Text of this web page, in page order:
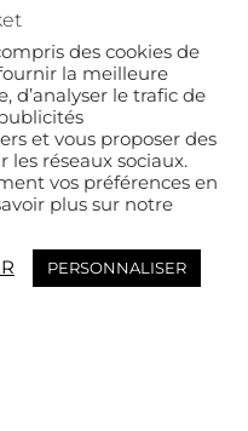
Pour les particuliers
Champmarket.
des cookies de
la meilleure
d’analyser le trafic de
et vous proposer des
réseaux sociaux.
vos préférences en
plus sur notre
PERSONNALISER